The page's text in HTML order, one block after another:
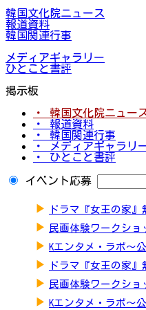
韓国文化院ニュース
報道資料
韓国関連行事
メディアギャラリー
ひとこと書評
掲示板
・ 韓国文化院ニュー
・ 報道資料
・ 韓国関連行事
・ メディアギャラリ
・ ひとこと書評
イベント応募
▶ ドラマ『女王の家
▶ 民画体験ワークシ
▶ Kエンタメ・ラボ～
▶ ドラマ『女王の家
▶ 民画体験ワークシ
▶ Kエンタメ・ラボ～